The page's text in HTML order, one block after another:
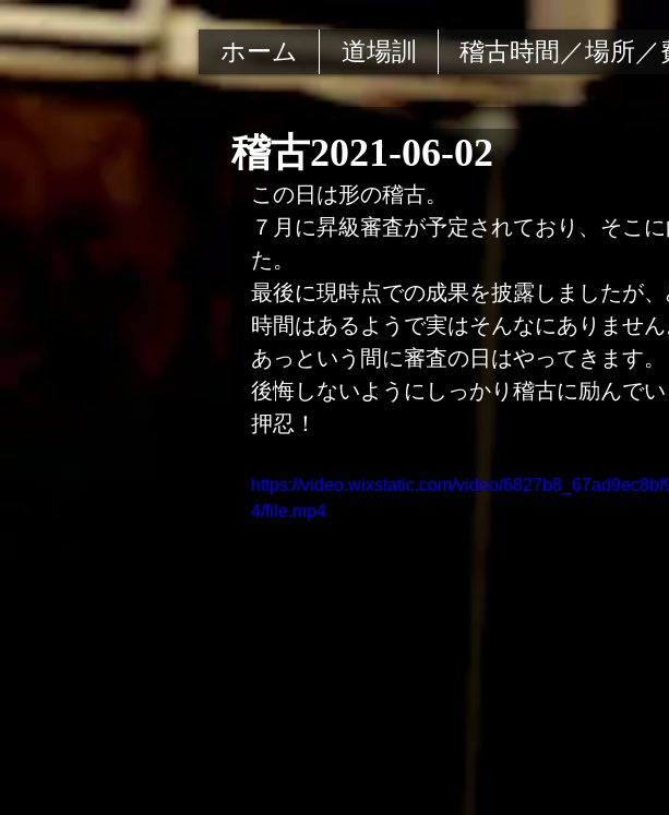
ホーム 道場訓 稽古時間／場所／
稽古2021-06-02
この日は形の稽古。
７月に昇級審査が予定されており、そこ
た。
最後に現時点での成果を披露しましたが、
時間はあるようで実はそんなにありません
あっという間に審査の日はやってきます。
後悔しないようにしっかり稽古に励んでい
押忍！
https://video.wixstatic.com/video/
4/file.mp4